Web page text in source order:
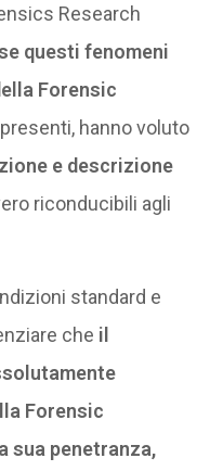
Research
questi fenomeni
Forensic
hanno voluto
e descrizione
riconducibili agli
standard e
che il
Forensic
sua penetranza,